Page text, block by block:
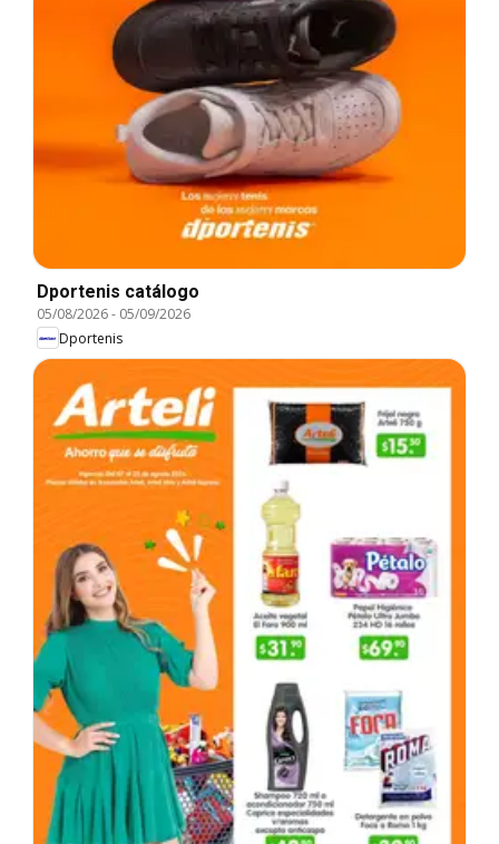
Dportenis catálogo
05/08/2026- 05/09/2026
Dportenis